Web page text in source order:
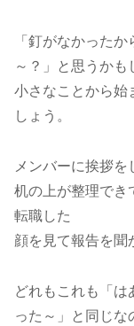
「釘がなかった
～？」と思うか
小さなことから始
しょう。
メンバーに挨拶
机の上が整理でき
転職した
顔を見て報告を聞
どれもこれも「は
った～」と同じな